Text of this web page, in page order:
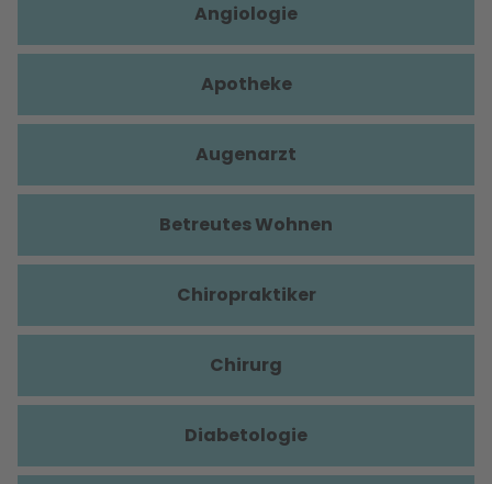
Angiologie
Apotheke
Augenarzt
Betreutes Wohnen
Chiropraktiker
Chirurg
Diabetologie